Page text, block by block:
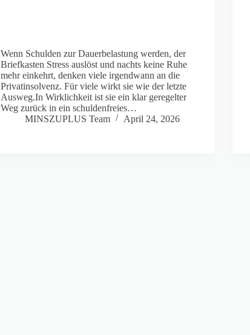
Wenn Schulden zur Dauerbelastung werden, der
Briefkasten Stress auslöst und nachts keine Ruhe
mehr einkehrt, denken viele irgendwann an die
Privatinsolvenz. Für viele wirkt sie wie der letzte
Ausweg.In Wirklichkeit ist sie ein klar geregelter
Weg zurück in ein schuldenfreies…
MINSZUPLUS Team
April 24, 2026